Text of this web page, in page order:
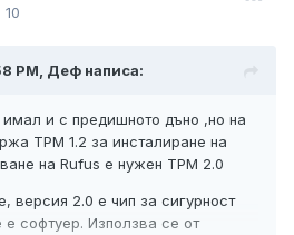
PM, Деф написа:
имал и с предишното дъно ,но на
TPM 1.2 за инсталиране на
на Rufus е нужен TPM 2.0
версия 2.0 е чип за сигурност
софтуер. Използва се от